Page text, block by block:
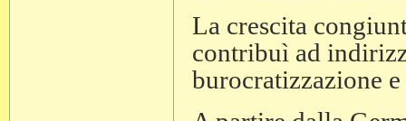
La crescita
contribuì ad
burocratizzazione